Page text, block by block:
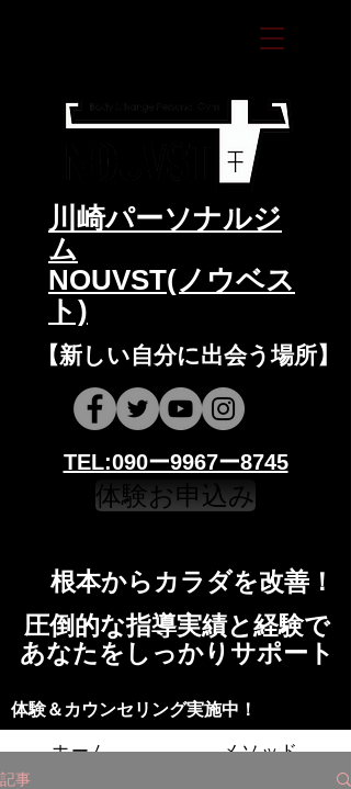
​川崎パーソナルジ
ム
NOUVST(ノウベス
ト)
​​【新しい自分に出会う場所】
​​TEL:090ー9967ー8745
体験お申込み
​根本からカラダを改善！​​
​​圧倒的な指導実績と経験で
​あなたをしっかりサポート
​​​体験＆カウンセリング実施中！
ホーム メソッド
記事